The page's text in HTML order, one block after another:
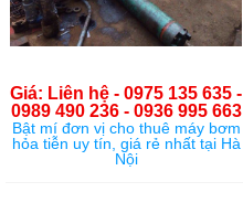
Giá: Liên hệ - 0975 135 635 -
0989 490 236 - 0936 995 663
Bật mí đơn vị cho thuê máy bơm
hỏa tiễn uy tín, giá rẻ nhất tại Hà
Nội